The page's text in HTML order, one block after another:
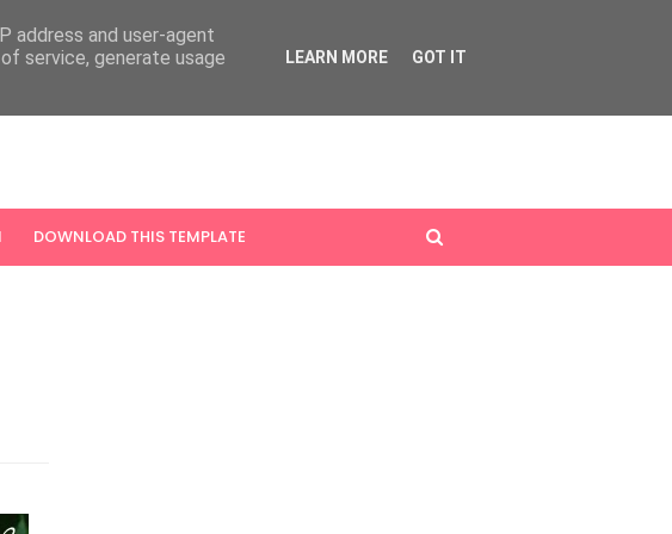
DOWNLOAD THIS TEMPLATE
address and user-agent
service, generate usage
LEARN MORE GOT IT